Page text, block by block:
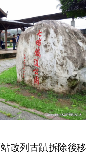
改列古蹟拆除後移